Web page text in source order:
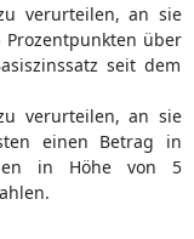
verurteilen, an sie
Prozentpunkten über
seit dem
verurteilen, an sie
einen Betrag in
in Höhe von 5